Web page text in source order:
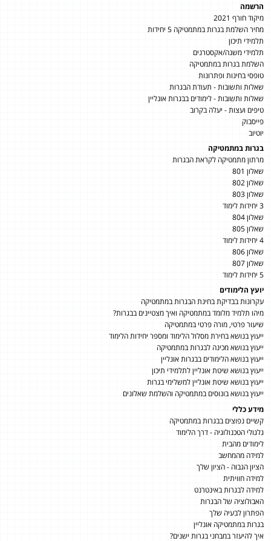
הרשמה
מיקוד חורף 2021
מחיר השלמת בגרות במתמטיקה 5 יחידות
תלמידי תיכון
תלמידי משנה/אקסטרנים
השלמת בגרות במתמטיקה
טופסי בחינות ופתרונות
שאלות ותשובות - תעודת הבגרות
שאלות ותשובות - לימודים בבגרות אונליין
טיפים ועצות - יעלה בקרוב
פייסבוק
יוטיוב
בגרות במתמטיקה
מרתון מתמטיקה לקראת הבגרות
שאלון 801
שאלון 802
שאלון 803
3 יחידות לימוד
שאלון 804
שאלון 805
4 יחידות לימוד
שאלון 806
שאלון 807
5 יחידות לימוד
יועץ הלימודים
עקרונות בבדיקת בחינת הבגרות במתמטיקה
מיהו תלמיד מלומד במתמטיקה ואיך מצטיינים בבגרות?
שיעור פרטי, מורה פרטי במתמטיקה
ייעוץ בנושא בחירת מסלול הלימוד ומספר יחידות הלימוד
ייעוץ בנושא מכינה לבגרות במתמטיקה
ייעוץ בנושא הלימודים בבגרות אונליין
ייעוץ בנושא שיטת אונליין לתלמידי תיכון
ייעוץ בנושא שיטת אונליין למשלימי בגרות
ייעוץ בנושא בונוסים במתמטיקה והשלמת שאלונים
מידע כללי
קשיים נפוצים בבגרות במתמטיקה
גלגולי הטכנולוגיה - דרך הלימוד
לימודים מהבית
למידה מהמחשב
הציון הגבוה - הציון שלך
למידה חוויתית
למידה לבגרות באינטרנט
האבולוציה של הבגרות
הפתרון לבעיה שלך
בגרות במתמטיקה אונליין
איך להיעזר במבחני בגרות ישנים?